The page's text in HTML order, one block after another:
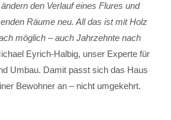
den Verlauf eines Flures und
Räume neu. All das ist mit Holz
möglich – auch Jahrzehnte nach
Eyrich-Halbig, unser Experte für
Umbau. Damit passt sich das Haus
Bewohner an – nicht umgekehrt.